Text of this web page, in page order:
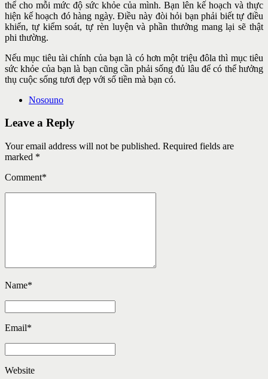
thể cho mỗi mức độ sức khỏe của mình. Bạn lên kế hoạch và thực
hiện kế hoạch đó hàng ngày. Điều này đòi hỏi bạn phải biết tự điều
khiển, tự kiểm soát, tự rèn luyện và phần thưởng mang lại sẽ thật
phi thường.
Nếu mục tiêu tài chính của bạn là có hơn một triệu đôla thì mục tiêu
sức khỏe của bạn là bạn cũng cần phải sống đủ lâu để có thể hưởng
thụ cuộc sống tươi đẹp với số tiền mà bạn có.
Nosouno
Leave a Reply
Your email address will not be published. Required fields are
marked *
Comment*
Name*
Email*
Website